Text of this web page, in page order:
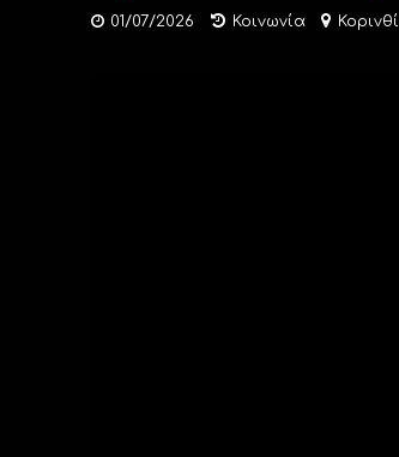
01/07/2026 Κοινωνία